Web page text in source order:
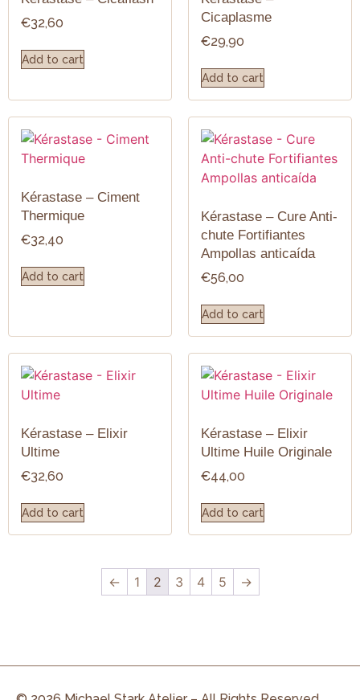
€32,60
Add to cart
Cicaplasme
€29,90
Add to cart
Kérastase – Ciment
Thermique
€32,40
Add to cart
Kérastase – Cure Anti-
chute Fortifiantes
Ampollas anticaída
€56,00
Add to cart
Kérastase – Elixir
Ultime
€32,60
Add to cart
Kérastase – Elixir
Ultime Huile Originale
€44,00
Add to cart
← 1 2 3 4 5 →